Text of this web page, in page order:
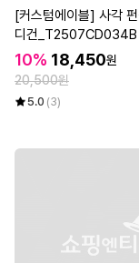
[커스텀에이블] 사각
디건_T2507CD034B
10% 18,450원
20,500원
5.0 (3)